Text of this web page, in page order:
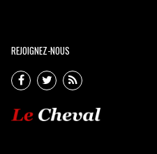
REJOIGNEZ-NOUS